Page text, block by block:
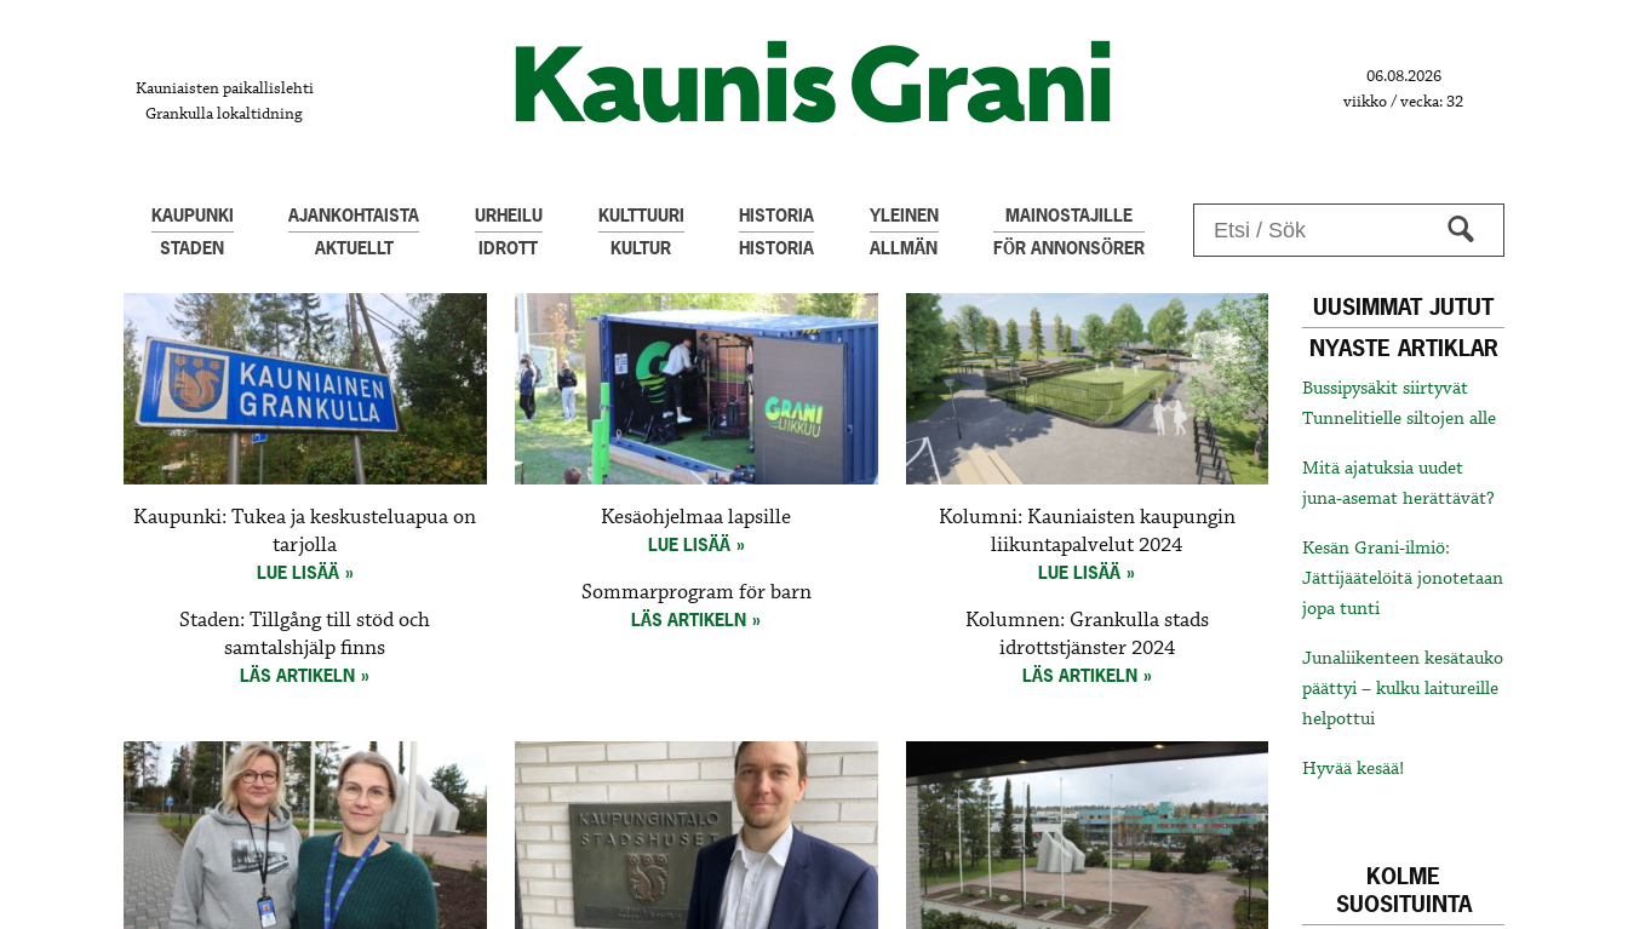
Kauniaisten paikallislehti
Grankulla lokaltidning
06.08.2026
viikko / vecka: 32
KAUPUNKI
STADEN
AJANKOHTAISTA
AKTUELLT
URHEILU
IDROTT
KULTTUURI
KULTUR
HISTORIA
HISTORIA
YLEINEN
ALLMÄN
MAINOSTAJILLE
FÖR ANNONSÖRER
Kaupunki: Tukea ja keskusteluapua on
tarjolla
LUE LISÄÄ
Staden: Tillgång till stöd och
samtalshjälp finns
LÄS ARTIKELN
Kesäohjelmaa lapsille
LUE LISÄÄ
Sommarprogram för barn
LÄS ARTIKELN
Kolumni: Kauniaisten kaupungin
liikuntapalvelut 2024
LUE LISÄÄ
Kolumnen: Grankulla stads
idrottstjänster 2024
LÄS ARTIKELN
UUSIMMAT JUTUT
NYASTE ARTIKLAR
Bussipysäkit siirtyvät
Tunnelitielle siltojen alle
Mitä ajatuksia uudet
juna-asemat herättävät?
Kesän Grani-ilmiö:
Jättijäätelöitä jonotetaan
jopa tunti
Junaliikenteen kesätauko
päättyi – kulku laitureille
helpottui
Hyvää kesää!
KOLME
SUOSITUINTA